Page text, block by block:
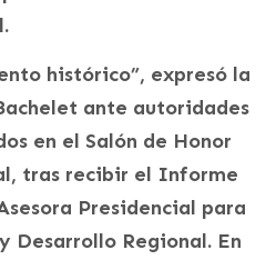
histórico”, expresó la
ante autoridades
en el Salón de Honor
tras recibir el Informe
Presidencial para
Desarrollo Regional. En